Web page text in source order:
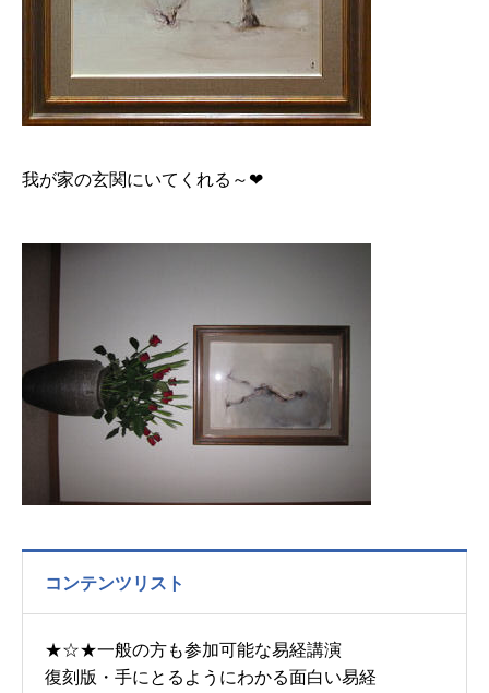
我が家の玄関にいてくれる～❤
コンテンツリスト
★☆★一般の方も参加可能な易経講演
復刻版・手にとるようにわかる面白い易経